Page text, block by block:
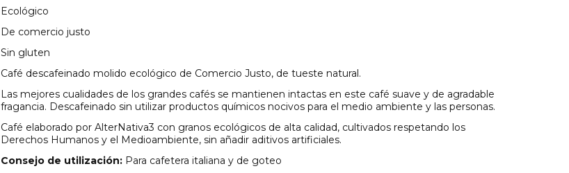
Ecológico
De comercio justo
Sin gluten
Café descafeinado molido ecológico de Comercio Justo, de tueste natural.
Las mejores cualidades de los grandes cafés se mantienen intactas en este café suave y de agradable
fragancia. Descafeinado sin utilizar productos químicos nocivos para el medio ambiente y las personas.
Café elaborado por AlterNativa3 con granos ecológicos de alta calidad, cultivados respetando los
Derechos Humanos y el Medioambiente, sin añadir aditivos artificiales.
Consejo de utilización: Para cafetera italiana y de goteo